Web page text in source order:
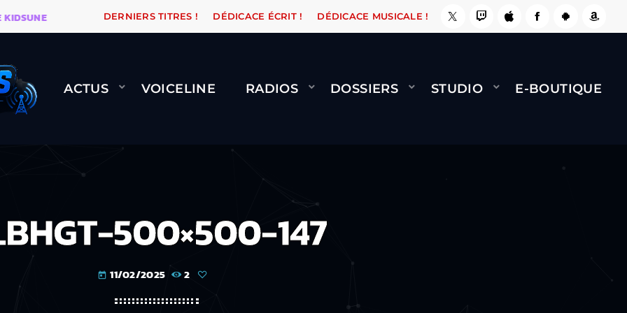
WARÉTRO ORANGE ROAD QUI PASSE, ÇA LE FAIT ! NAMI BERNARD MINET - FLY
DERNIERS TITRES ! DÉDICACE ÉCRIT ! DÉDICACE MUSICALE !
ACTUS VOICELINE RADIOS DOSSIERS STUDIO E-BOUTIQUE
500×500-147
today 11/02/2025 2